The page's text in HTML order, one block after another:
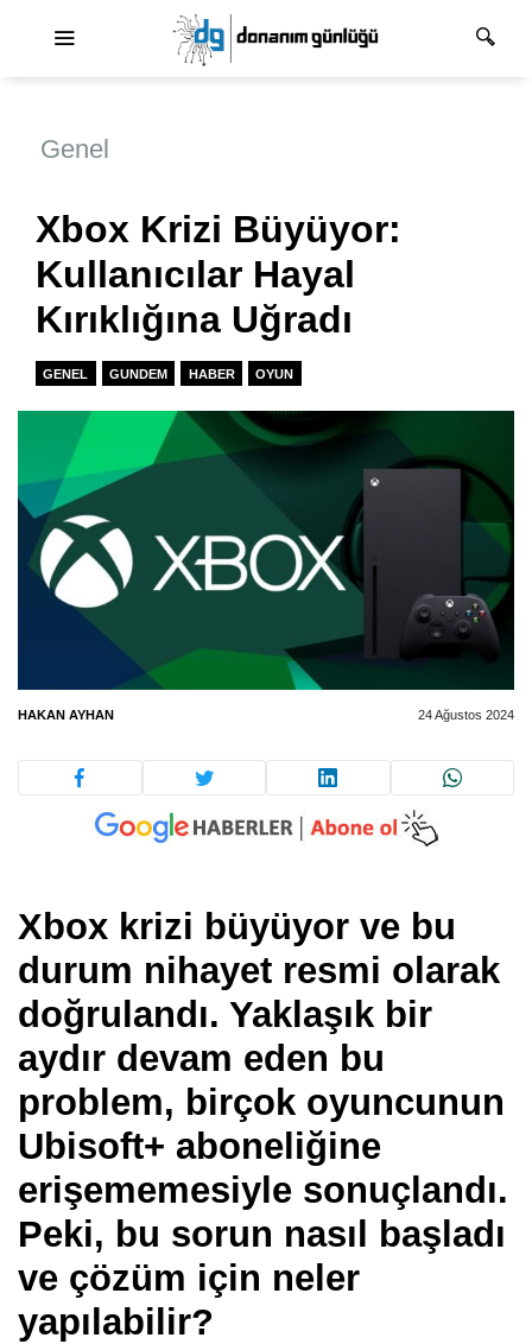
Genel
Xbox Krizi Büyüyor:
Kullanıcılar Hayal
Kırıklığına Uğradı
GENEL GUNDEM HABER OYUN
HAKAN AYHAN 24 Ağustos 2024
Xbox krizi büyüyor ve bu
durum nihayet resmi olarak
doğrulandı. Yaklaşık bir
aydır devam eden bu
problem, birçok oyuncunun
Ubisoft+ aboneliğine
erişememesiyle sonuçlandı.
Peki, bu sorun nasıl başladı
ve çözüm için neler
yapılabilir?